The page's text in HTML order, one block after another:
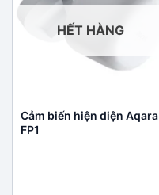
HẾT HÀNG
Cảm biến hiện diện Aqara
FP1